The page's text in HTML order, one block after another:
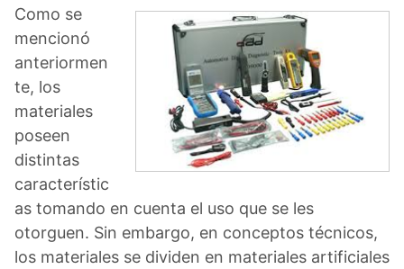
Como se
mencionó
anteriormen
te, los
materiales
poseen
distintas
característic
as tomando en cuenta el uso que se les
otorguen. Sin embargo, en conceptos técnicos,
los materiales se dividen en materiales artificiales